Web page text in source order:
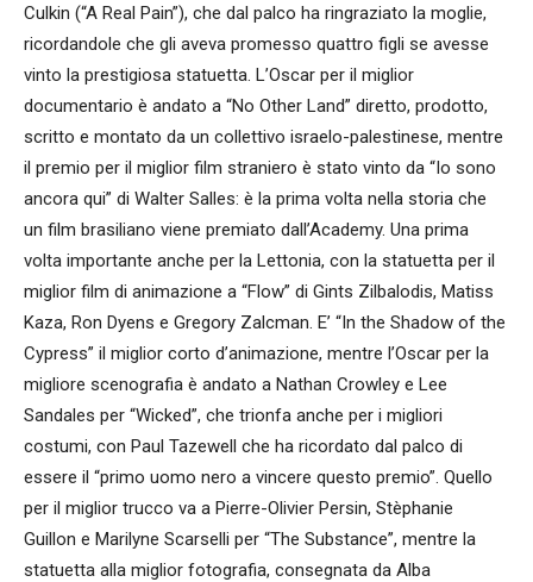
Culkin (“A Real Pain”), che dal palco ha ringraziato la moglie,
ricordandole che gli aveva promesso quattro figli se avesse
vinto la prestigiosa statuetta. L’Oscar per il miglior
documentario è andato a “No Other Land” diretto, prodotto,
scritto e montato da un collettivo israelo-palestinese, mentre
il premio per il miglior film straniero è stato vinto da “Io sono
ancora qui” di Walter Salles: è la prima volta nella storia che
un film brasiliano viene premiato dall’Academy. Una prima
volta importante anche per la Lettonia, con la statuetta per il
miglior film di animazione a “Flow” di Gints Zilbalodis, Matiss
Kaza, Ron Dyens e Gregory Zalcman. E’ “In the Shadow of the
Cypress” il miglior corto d’animazione, mentre l’Oscar per la
migliore scenografia è andato a Nathan Crowley e Lee
Sandales per “Wicked”, che trionfa anche per i migliori
costumi, con Paul Tazewell che ha ricordato dal palco di
essere il “primo uomo nero a vincere questo premio”. Quello
per il miglior trucco va a Pierre-Olivier Persin, Stèphanie
Guillon e Marilyne Scarselli per “The Substance”, mentre la
statuetta alla miglior fotografia, consegnata da Alba